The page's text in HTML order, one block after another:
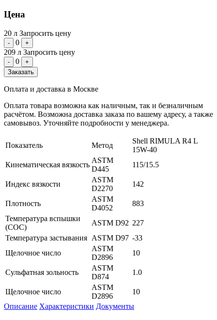
Цена
20 л Запросить цену
- 0 +
209 л Запросить цену
- 0
+
Заказать
Оплата и доставка в Москве
Оплата товара возможна как наличным, так и безналичным
расчётом. Возможна доставка заказа по вашему адресу, а также
самовывоз. Уточняйте подробности у менеджера.
Показатель Метод
Shell RIMULA R4 L
15W-40
Кинематическая вязкость
ASTM
D445
115/15.5
Индекс вязкости
ASTM
D2270
142
Плотность
ASTM
D4052
883
Температура вспышки
(СОС)
ASTM D92 227
Температура застывания ASTM D97 -33
Щелочное число
ASTM
D2896
10
Сульфатная зольность
ASTM
D874
1.0
Щелочное число
ASTM
D2896
10
Описание Характеристики Документы